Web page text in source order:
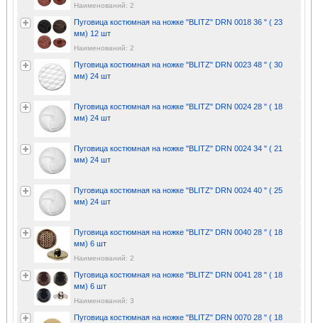
Наименований: 2
Пуговица костюмная на ножке "BLITZ" DRN 0018 36 " ( 23
мм) 12 шт
Наименований: 2
Пуговица костюмная на ножке "BLITZ" DRN 0023 48 " ( 30
мм) 24 шт
Пуговица костюмная на ножке "BLITZ" DRN 0024 28 " ( 18
мм) 24 шт
Пуговица костюмная на ножке "BLITZ" DRN 0024 34 " ( 21
мм) 24 шт
Пуговица костюмная на ножке "BLITZ" DRN 0024 40 " ( 25
мм) 24 шт
Пуговица костюмная на ножке "BLITZ" DRN 0040 28 " ( 18
мм) 6 шт
Наименований: 2
Пуговица костюмная на ножке "BLITZ" DRN 0041 28 " ( 18
мм) 6 шт
Наименований: 3
Пуговица костюмная на ножке "BLITZ" DRN 0070 28 " ( 18